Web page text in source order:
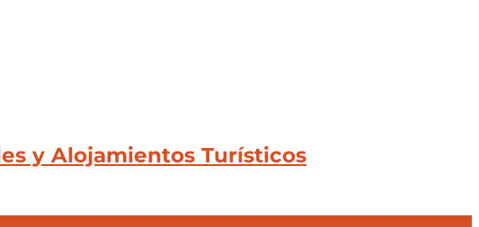
y Alojamientos Turísticos